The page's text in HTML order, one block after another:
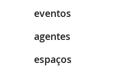
eventos
agentes
espaços